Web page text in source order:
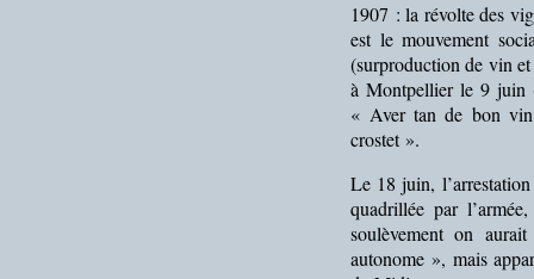
1907 : la révolte des
est le mouvement
(surproduction de vin
à Montpellier le 9 juin
« Aver tan de bon
crostet ».
Le 18 juin,
quadrillée par
soulèvement on
autonome », mais